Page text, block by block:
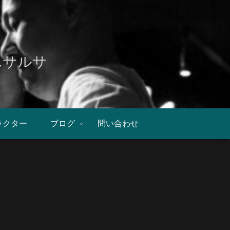
ルサ
クター ブログ 問い合わせ